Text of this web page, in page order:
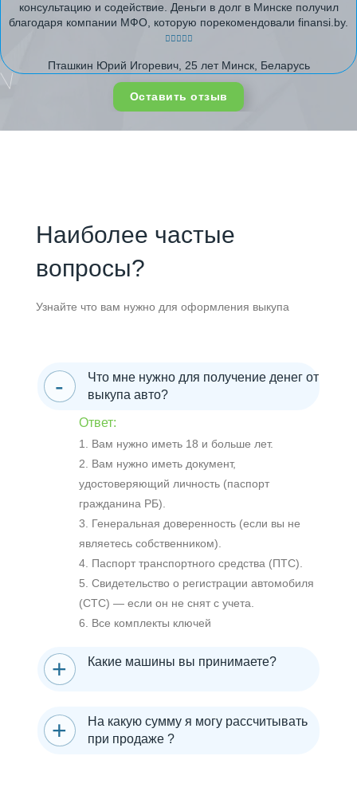
консультацию и содействие. Деньги в долг в Минске получил
благодаря компании МФО, которую порекомендовали finansi.by.
Пташкин Юрий Игоревич, 25 лет Минск, Беларусь
Оставить отзыв
Наиболее частые
вопросы?
Узнайте что вам нужно для оформления выкупа
Что мне нужно для получение денег от
выкупа авто?
Ответ:
1. Вам нужно иметь 18 и больше лет.
2. Вам нужно иметь документ,
удостоверяющий личность (паспорт
гражданина РБ).
3. Генеральная доверенность (если вы не
являетесь собственником).
4. Паспорт транспортного средства (ПТС).
5. Свидетельство о регистрации автомобиля
(СТС) — если он не снят с учета.
6. Все комплекты ключей
Какие машины вы принимаете?
На какую сумму я могу рассчитывать
при продаже ?